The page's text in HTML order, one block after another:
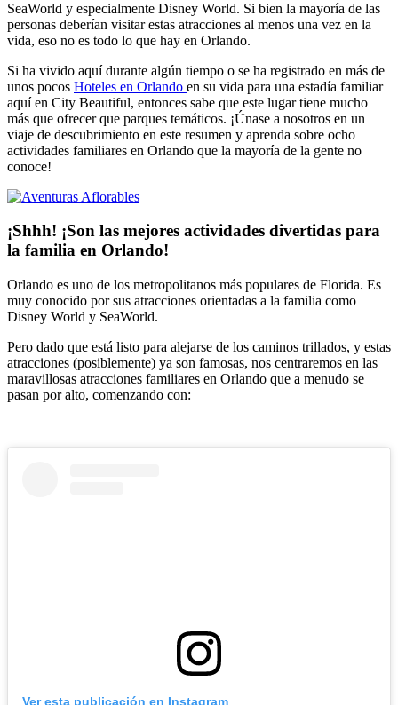
SeaWorld y especialmente Disney World. Si bien la mayoría de las
personas deberían visitar estas atracciones al menos una vez en la
vida, eso no es todo lo que hay en Orlando.
Si ha vivido aquí durante algún tiempo o se ha registrado en más de
unos pocos Hoteles en Orlando en su vida para una estadía familiar
aquí en City Beautiful, entonces sabe que este lugar tiene mucho
más que ofrecer que parques temáticos. ¡Únase a nosotros en un
viaje de descubrimiento en este resumen y aprenda sobre ocho
actividades familiares en Orlando que la mayoría de la gente no
conoce!
¡Shhh! ¡Son las mejores actividades divertidas para
la familia en Orlando!
Orlando es uno de los metropolitanos más populares de Florida. Es
muy conocido por sus atracciones orientadas a la familia como
Disney World y SeaWorld.
Pero dado que está listo para alejarse de los caminos trillados, y estas
atracciones (posiblemente) ya son famosas, nos centraremos en las
maravillosas atracciones familiares en Orlando que a menudo se
pasan por alto, comenzando con:
Ver esta publicación en Instagram